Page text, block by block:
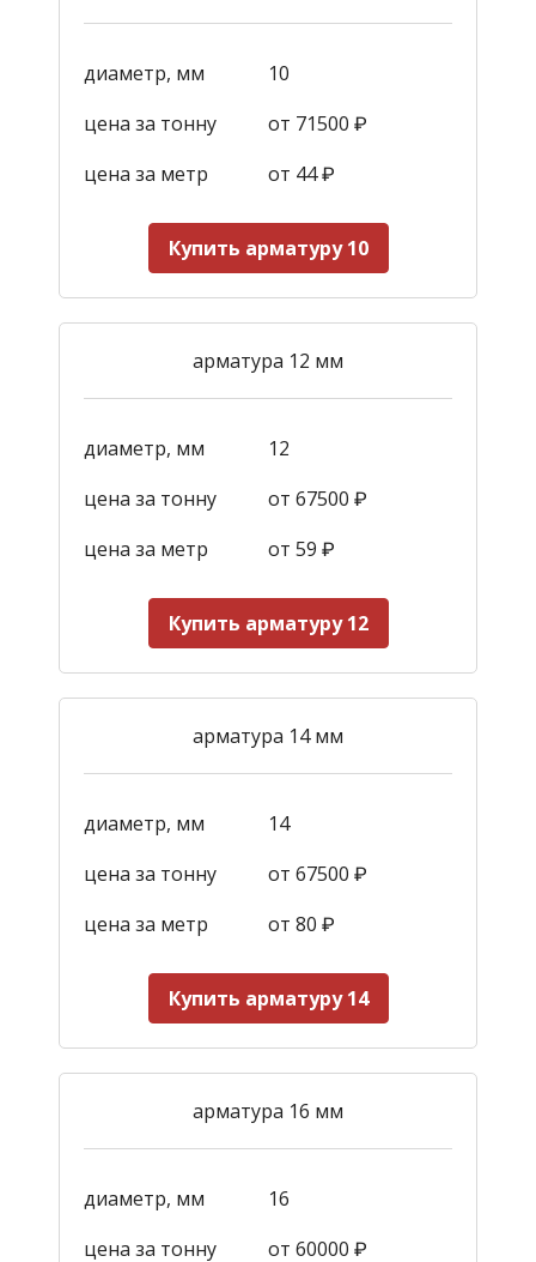
диаметр, мм
10
цена за тонну
от 71500 ₽
цена за метр
от 44₽
Купить арматуру 10
арматура 12 мм
диаметр, мм
12
цена за тонну
от 67500 ₽
цена за метр
от 59 ₽
Купить арматуру 12
арматура 14 мм
диаметр, мм
14
цена за тонну
от 67500 ₽
цена за метр
от 80 ₽
Купить арматуру 14
арматура 16 мм
диаметр, мм
16
цена за тонну
от 60000 ₽